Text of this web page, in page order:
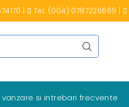
Tel: (004) 0787226669
si intrebari frecvente